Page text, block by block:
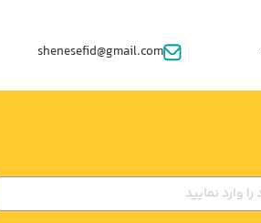
shenesefid@gmail.com